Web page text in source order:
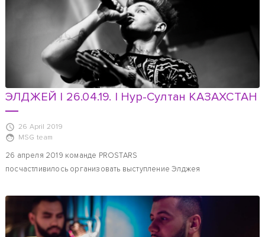
ЭЛДЖЕЙ | 26.04.19. | Нур-Султан КАЗАХСТАН
26 April 2019
MSG team
26 апреля 2019 команде PROSTARS
посчастливилось организовать выступление Элджея